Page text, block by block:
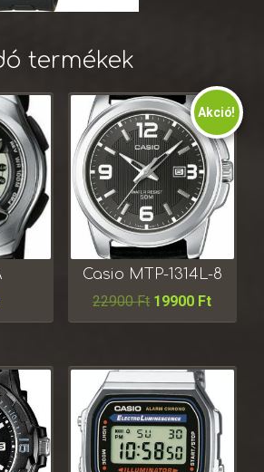
termékek
Akció!
Casio MTP-1314L-8
22900Ft 19900 Ft